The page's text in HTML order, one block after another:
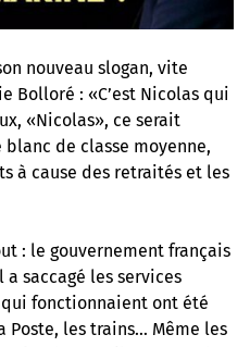
nouveau slogan, vite
Bolloré : «C’est Nicolas qui
«Nicolas», ce serait
de classe moyenne,
à cause des retraités et les
: le gouvernement français
saccagé les services
fonctionnaient ont été
Poste, les trains… Même les